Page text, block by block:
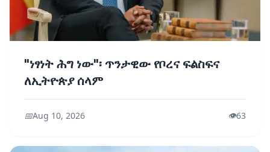
"ነፃነት ሕግ ነው"፡ ጥንታዊው የቦረና ፍልስፍና
ለኢትዮጵያ ሰላም
📅Aug 10, 2026 👁️63